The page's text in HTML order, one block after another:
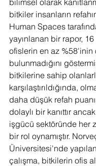
bitkiler insanların
Human Spaces
yayınlanan bir rapor,
ofislerin en az
bulunmadığını
bitkilerine sahip
karşılaştırıldığında,
daha düşük refah
dolaylı bir kanıttır
işgücü sektöründe her
bir rol oynamıştır.
Üniversitesi'nde
çalışma, bitkilerin ofis